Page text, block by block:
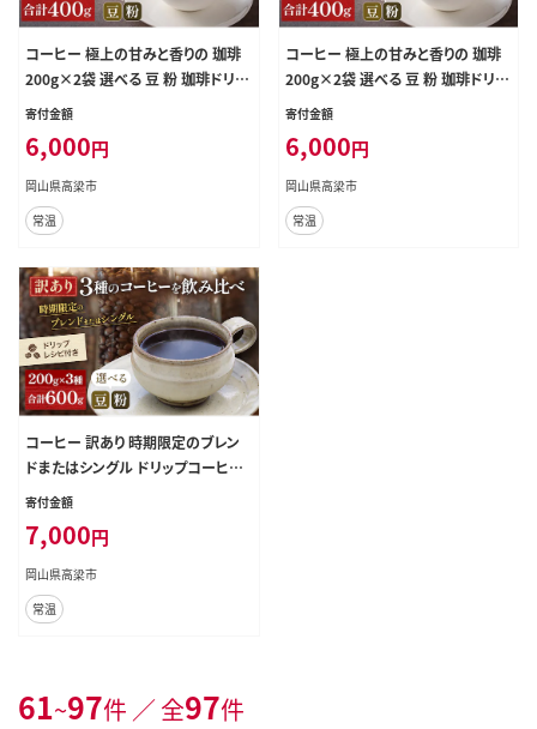
コーヒー 極上の甘みと香りの 珈琲
200g×2袋 選べる 豆 粉 珈琲ドリッ
プのレシピ付き 深煎り コーヒー豆
ク 細挽き（サイフォン・イブリック）
寄付金額
6,000円
岡山県高梁市
常温
コーヒー 極上の甘みと香りの 珈琲
200g×2袋 選べる 豆 粉 珈琲ドリッ
プのレシピ付き 深煎り コーヒー豆
ク 極細挽き（エスプレッソ）
寄付金額
6,000円
岡山県高梁市
常温
コーヒー 訳あり 時期限定のブレン
ドまたはシングル ドリップコーヒー
200g×3種 選べる 豆 粉 セット 飲み
ーヒー豆 コーヒー粉 焙煎 深煎り 飲
み物 ドリンク豆のまま
寄付金額
7,000円
岡山県高梁市
常温
61~97件 ／ 全97件